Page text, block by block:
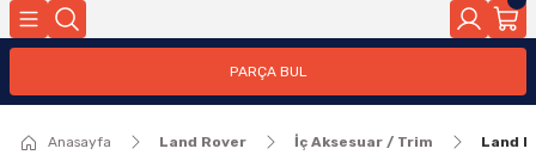
PARÇA BUL
Anasayfa Land Rover İç Aksesuar / Trim Land